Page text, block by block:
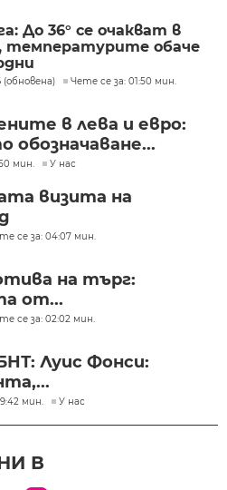
До 36° се очакват в
температурите обаче
(обновена)
Чете се за: 01:50 мин.
в лева и евро:
мин. У нас
визита на
се за: 04:07 мин.
на търг:
от...
се за: 02:02 мин.
Луис Фонси:
мин. У нас
В